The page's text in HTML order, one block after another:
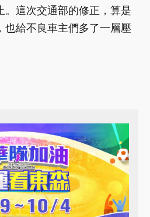
。這次交通部的修正，算是
也給不良車主們多了一層壓